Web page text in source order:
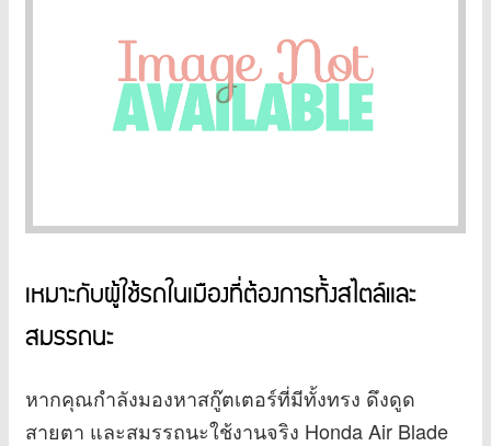
เหมาะกับผู้ใช้รถในเมืองที่ต้องการทั้งสไตล์และ
สมรรถนะ
หากคุณกำลังมองหาสกู๊ตเตอร์ที่มีทั้งทรง ดึงดูด
สายตา และสมรรถนะใช้งานจริง Honda Air Blade